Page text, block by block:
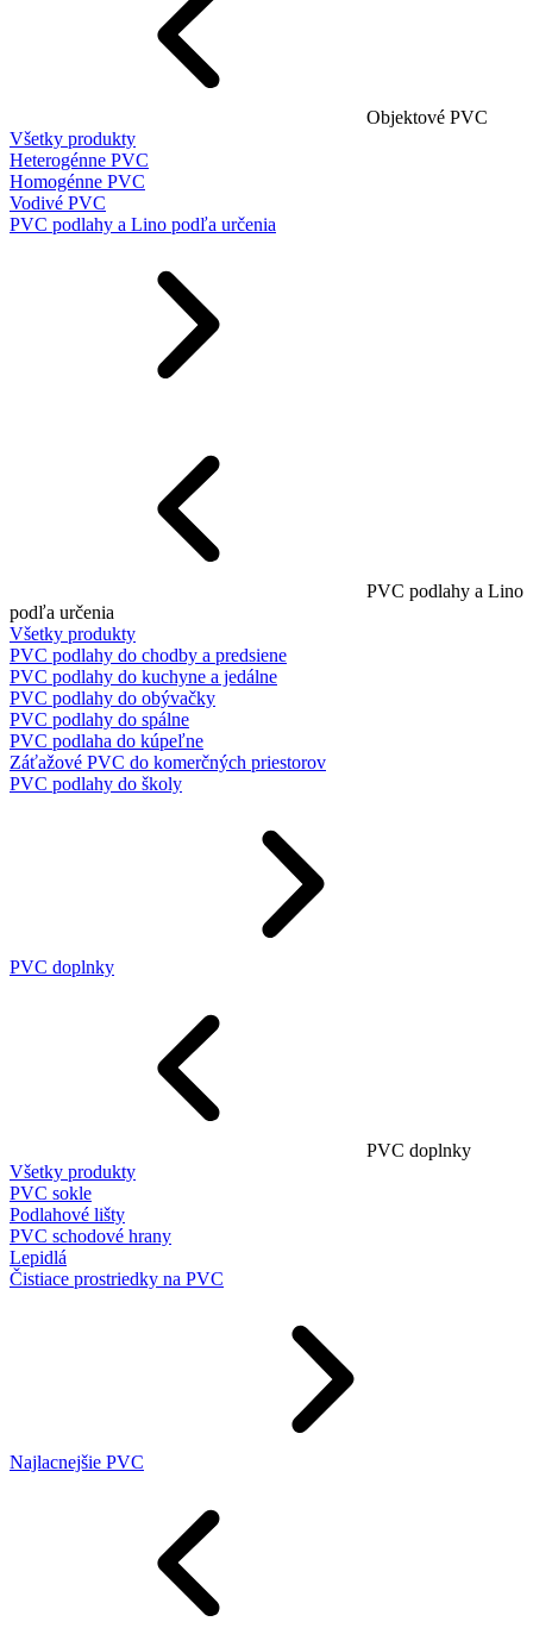
Objektové PVC
Všetky produkty
Heterogénne PVC
Homogénne PVC
Vodivé PVC
PVC podlahy a Lino podľa určenia
PVC podlahy a Lino
podľa určenia
Všetky produkty
PVC podlahy do chodby a predsiene
PVC podlahy do kuchyne a jedálne
PVC podlahy do obývačky
PVC podlahy do spálne
PVC podlaha do kúpeľne
Záťažové PVC do komerčných priestorov
PVC podlahy do školy
PVC doplnky
PVC doplnky
Všetky produkty
PVC sokle
Podlahové lišty
PVC schodové hrany
Lepidlá
Čistiace prostriedky na PVC
Najlacnejšie PVC